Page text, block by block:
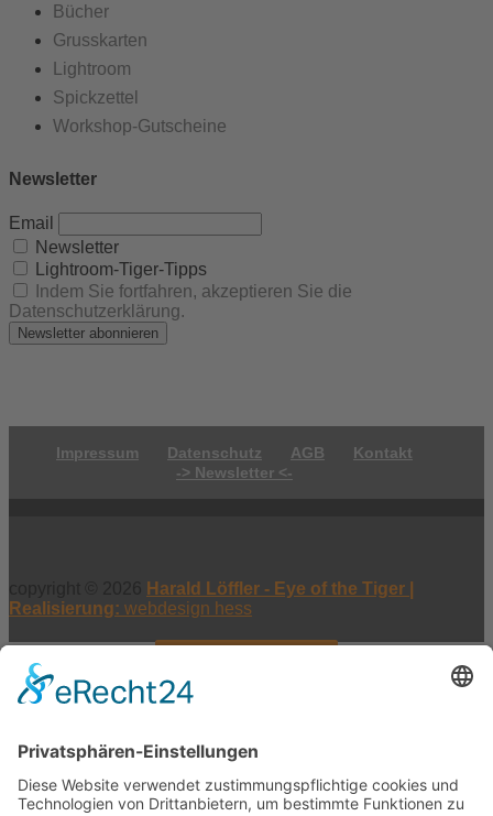
Bücher
Grusskarten
Lightroom
Spickzettel
Workshop-Gutscheine
Newsletter
Email
Newsletter
Lightroom-Tiger-Tipps
Indem Sie fortfahren, akzeptieren Sie die
Datenschutzerklärung.
Impressum Datenschutz AGB
Kontakt
-> Newsletter <-
Harald Löffler - Eye of the Tiger |
Realisierung: webdesign hess